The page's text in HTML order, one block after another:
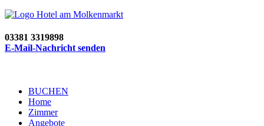
03381 3319898
E-Mail-Nachricht senden
BUCHEN
Home
Zimmer
Angebote